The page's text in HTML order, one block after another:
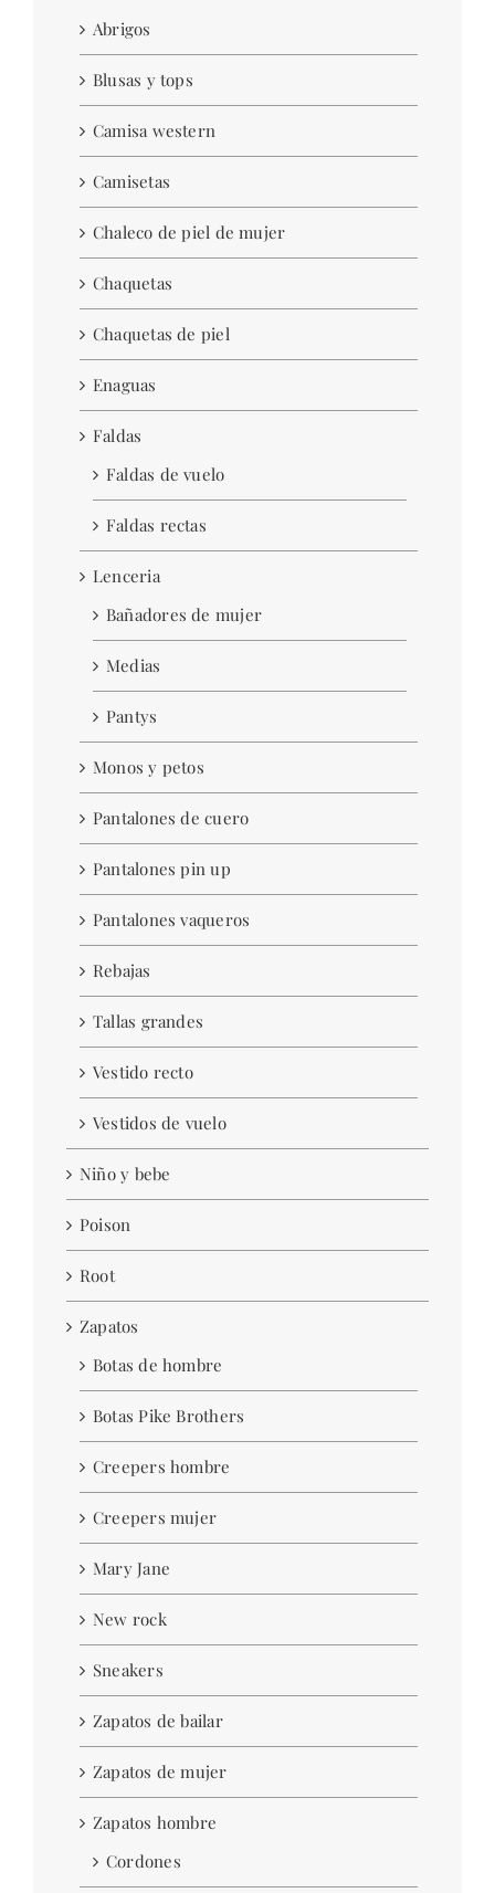
Abrigos
Blusas y tops
Camisa western
Camisetas
Chaleco de piel de mujer
Chaquetas
Chaquetas de piel
Enaguas
Faldas
Faldas de vuelo
Faldas rectas
Lenceria
Bañadores de mujer
Medias
Pantys
Monos y petos
Pantalones de cuero
Pantalones pin up
Pantalones vaqueros
Rebajas
Tallas grandes
Vestido recto
Vestidos de vuelo
Niño y bebe
Poison
Root
Zapatos
Botas de hombre
Botas Pike Brothers
Creepers hombre
Creepers mujer
Mary Jane
New rock
Sneakers
Zapatos de bailar
Zapatos de mujer
Zapatos hombre
Cordones